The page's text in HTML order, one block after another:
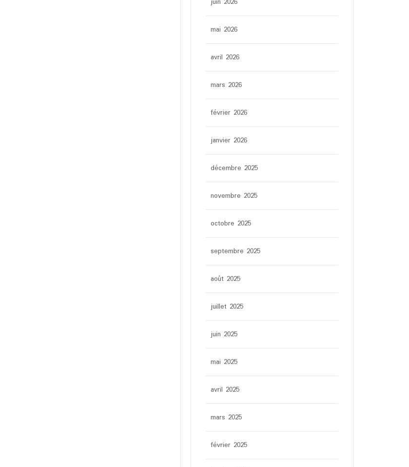
mai 2026
avril 2026
mars 2026
février 2026
janvier 2026
décembre 2025
novembre 2025
octobre 2025
septembre 2025
août 2025
juillet 2025
juin 2025
mai 2025
avril 2025
mars 2025
février 2025